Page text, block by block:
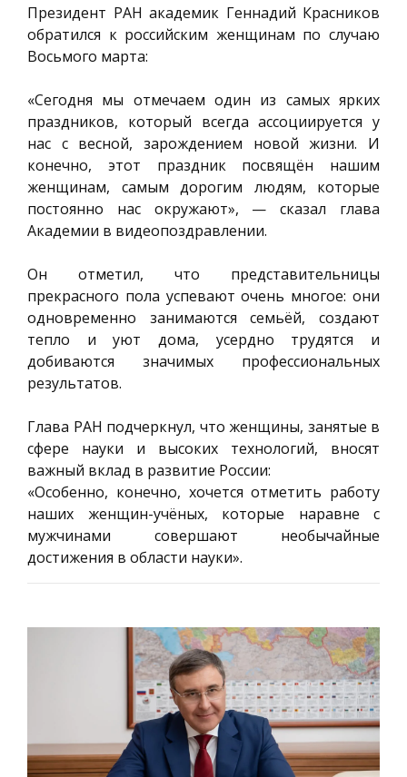
Президент РАН академик Геннадий Красников
обратился к российским женщинам по случаю
Восьмого марта:
«Сегодня мы отмечаем один из самых ярких
праздников, который всегда ассоциируется у
нас с весной, зарождением новой жизни. И
конечно, этот праздник посвящён нашим
женщинам, самым дорогим людям, которые
постоянно нас окружают», — сказал глава
Академии в видеопоздравлении.
Он отметил, что представительницы
прекрасного пола успевают очень многое: они
одновременно занимаются семьёй, создают
тепло и уют дома, усердно трудятся и
добиваются значимых профессиональных
результатов.
Глава РАН подчеркнул, что женщины, занятые в
сфере науки и высоких технологий, вносят
важный вклад в развитие России:
«Особенно, конечно, хочется отметить работу
наших женщин-учёных, которые наравне с
мужчинами совершают необычайные
достижения в области науки».